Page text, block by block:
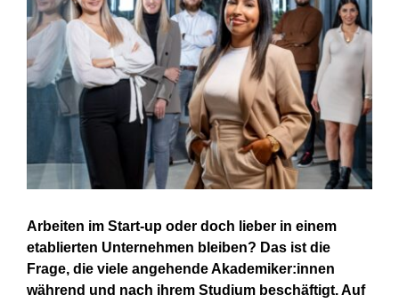
Image
Arbeiten im Start-up oder doch lieber in einem
etablierten Unternehmen bleiben? Das ist die
Frage, die viele angehende Akademiker:innen
während und nach ihrem Studium beschäftigt. Auf